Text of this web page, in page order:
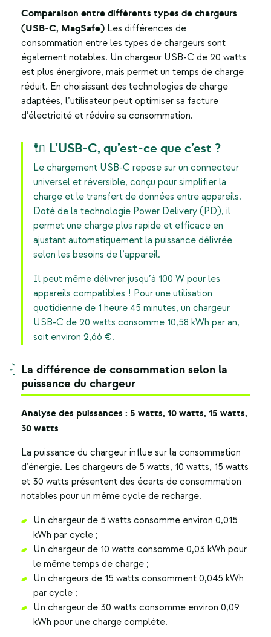
Comparaison entre différents types de chargeurs
(USB-C, MagSafe) Les différences de
consommation entre les types de chargeurs sont
également notables. Un chargeur USB-C de 20 watts
est plus énergivore, mais permet un temps de charge
réduit. En choisissant des technologies de charge
adaptées, l’utilisateur peut optimiser sa facture
d’électricité et réduire sa consommation.
🔌 L’USB-C, qu’est-ce que c’est ?
Le chargement USB-C repose sur un connecteur
universel et réversible, conçu pour simplifier la
charge et le transfert de données entre appareils.
Doté de la technologie Power Delivery (PD), il
permet une charge plus rapide et efficace en
ajustant automatiquement la puissance délivrée
selon les besoins de l’appareil.
Il peut même délivrer jusqu’à 100 W pour les
appareils compatibles ! Pour une utilisation
quotidienne de 1 heure 45 minutes, un chargeur
USB-C de 20 watts consomme 10,58 kWh par an,
soit environ 2,66 €.
La différence de consommation selon la
puissance du chargeur
Analyse des puissances : 5 watts, 10 watts, 15 watts,
30 watts
La puissance du chargeur influe sur la consommation
d’énergie. Les chargeurs de 5 watts, 10 watts, 15 watts
et 30 watts présentent des écarts de consommation
notables pour un même cycle de recharge.
Un chargeur de 5 watts consomme environ 0,015
kWh par cycle ;
Un chargeur de 10 watts consomme 0,03 kWh pour
le même temps de charge ;
Un chargeurs de 15 watts consomment 0,045 kWh
par cycle ;
Un chargeur de 30 watts consomme environ 0,09
kWh pour une charge complète.